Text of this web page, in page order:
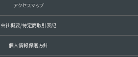
アクセスマップ
会社概要/特定商取引表記
個人情報保護方針